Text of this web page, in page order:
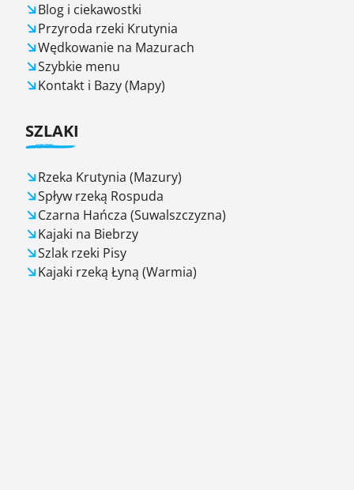
Blog i ciekawostki
Przyroda rzeki Krutynia
Wędkowanie na Mazurach
Szybkie menu
Kontakt i Bazy (Mapy)
SZLAKI
Rzeka Krutynia (Mazury)
Spływ rzeką Rospuda
Czarna Hańcza (Suwalszczyzna)
Kajaki na Biebrzy
Szlak rzeki Pisy
Kajaki rzeką Łyną (Warmia)